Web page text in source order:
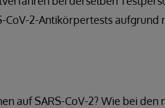
CoV-2-Antikörpertests aufgrund
auf SARS-CoV-2? Wie bei